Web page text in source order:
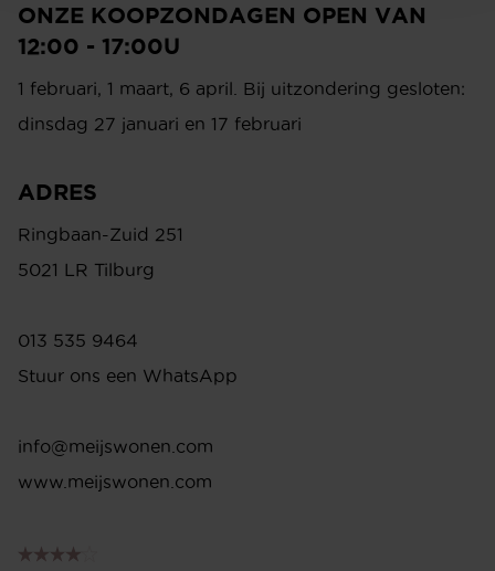
www.meijswonen.com
ONZE KOOPZONDAGEN OPEN VAN
12:00 - 17:00U
1 februari, 1 maart, 6 april. Bij uitzondering gesloten:
dinsdag 27 januari en 17 februari
ADRES
Ringbaan-Zuid 251
5021 LR Tilburg
013 535 9464
Stuur ons een WhatsApp
info@meijswonen.com
www.meijswonen.com